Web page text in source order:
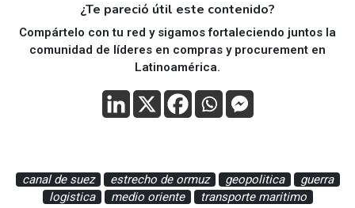
¿Te pareció útil este contenido?
Compártelo con tu red y sigamos fortaleciendo juntos la
comunidad de líderes en compras y procurement en
Latinoamérica.
canal de suez estrecho de ormuz geopolitica
guerra
logistica
medio oriente transporte maritimo